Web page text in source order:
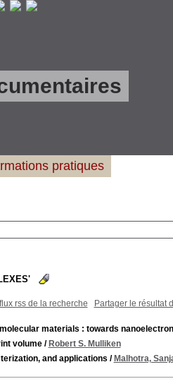
rss de la recherche Partager le résultat
materials : towards
volume/ Robert S. Mulliken
and applications / Malhotra,
pratiques